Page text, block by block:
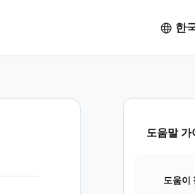
한
도움말 가
도움이